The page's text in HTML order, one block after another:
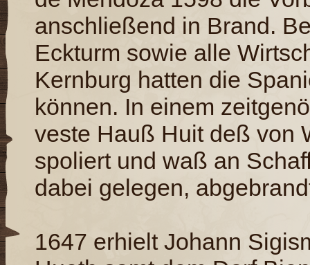
anschließend in Brand.
Eckturm sowie alle
Kernburg hatten die
können. In einem
veste Hauß Huit deß von
spoliert und waß an
dabei gelegen,
1647 erhielt Johann